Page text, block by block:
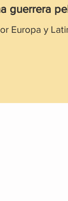
guerrera
Europa y